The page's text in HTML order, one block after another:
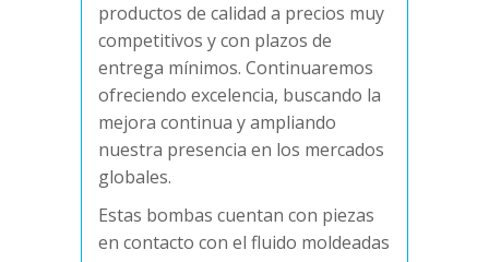
productos de calidad a precios muy
competitivos y con plazos de
entrega mínimos. Continuaremos
ofreciendo excelencia, buscando la
mejora continua y ampliando
nuestra presencia en los mercados
globales.
Estas bombas cuentan con piezas
en contacto con el fluido moldeadas